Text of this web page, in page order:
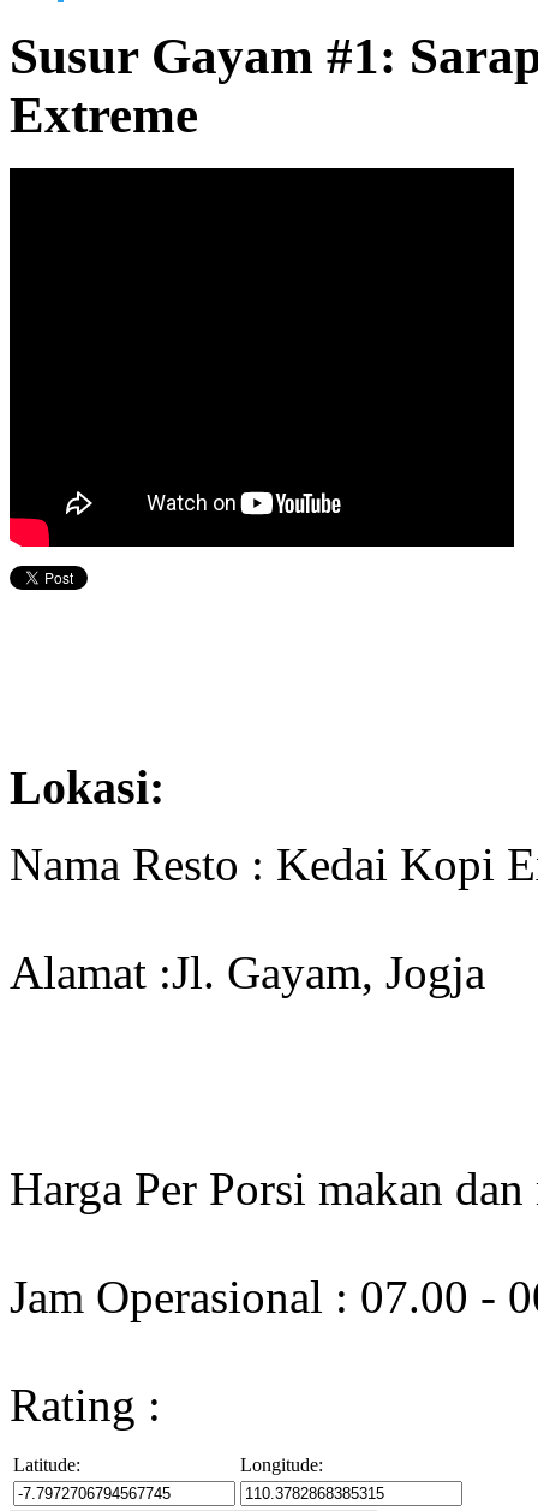
Susur Gayam #1:
Extreme
Lokasi:
Nama Resto : Kedai Kopi
Alamat :Jl. Gayam, Jogja
Harga Per Porsi makan
Jam Operasional : 07.00 -
Rating :
Latitude: Longitude: